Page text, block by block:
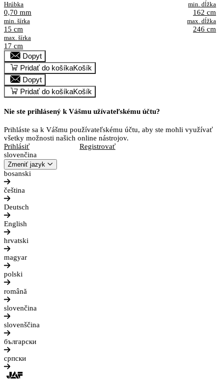
Hrúbka
0,70 mm
min. dĺžka
162 cm
min. šírka
15 cm
max. dĺžka
246 cm
max. šírka
17 cm
Dopyt
Pridať do košíkaKošík
Dopyt
Pridať do košíkaKošík
Nie ste prihlásený k Vášmu užívateľskému účtu?
Prihláste sa k Vášmu používateľskému účtu, aby ste mohli využívať
všetky možnosti našich online nástrojov.
Prihlásiť
Registrovať
slovenčina
Zmeniť jazyk
bosanski
čeština
Deutsch
English
hrvatski
magyar
polski
română
slovenčina
slovenščina
български
српски